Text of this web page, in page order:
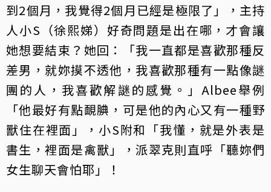
到2個月，我覺得2個月已經是極限了」，主持
人小S（徐熙娣）好奇問題是出在哪，才會讓
她想要結束？她回：「我一直都是喜歡那種反
差男，就妳摸不透他，我喜歡那種有一點像謎
團的人，我喜歡解謎的感覺。」Albee舉例
「他最好有點靦腆，可是他的內心又有一種野
獸住在裡面」，小S附和「我懂，就是外表是
書生，裡面是禽獸」，派翠克則直呼「聽妳們
女生聊天會怕耶」！